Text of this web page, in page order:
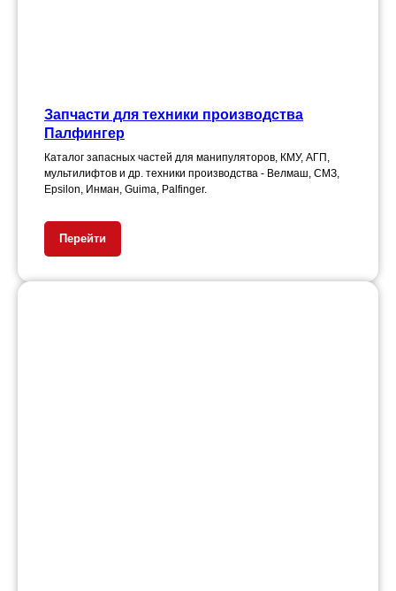
Запчасти для техники производства
Палфингер
Каталог запасных частей для манипуляторов, КМУ, АГП,
мультилифтов и др. техники производства - Велмаш, СМЗ,
Epsilon, Инман, Guima, Palfinger.
Перейти